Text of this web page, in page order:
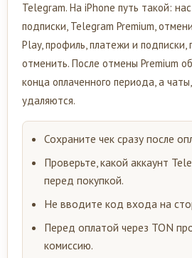
Telegram. На iPhone путь такой:
подписки, Telegram Premium,
Play, профиль, платежи и подписки,
отменить. После отмены Premium
конца оплаченного периода, а
удаляются.
Сохраните чек сразу после
Проверьте, какой аккаунт
перед покупкой.
Не вводите код входа на
Перед оплатой через TON
комиссию.